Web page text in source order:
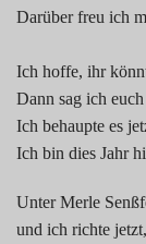
2010
2020
Darüber freu ich
Ich hoffe, ihr
Dann sag ich
Ich behaupte es
Ich bin dies Jahr
Unter Merle
und ich richte